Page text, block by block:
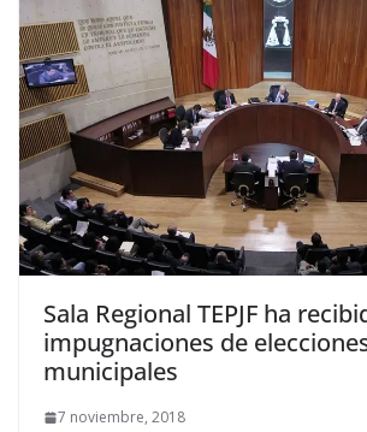
Sala Regional TEPJF ha
impugnaciones de
municipales
7 noviembre, 2018